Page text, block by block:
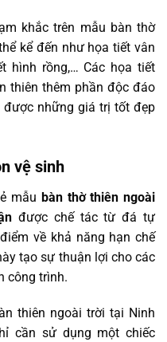
khắc trên mẫu bàn thờ
kể đến như họa tiết vân
hình rồng,… Các họa tiết
thiên thêm phần độc đáo
được những giá trị tốt đẹp
vệ sinh
mẫu bàn thờ thiên ngoài
được chế tác từ đá tự
về khả năng hạn chế
tạo sự thuận lợi cho các
công trình.
thiên ngoài trời tại Ninh
cần sử dụng một chiếc